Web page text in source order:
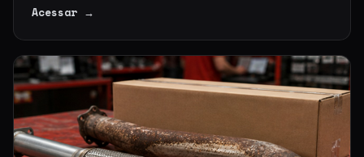
Acessar →